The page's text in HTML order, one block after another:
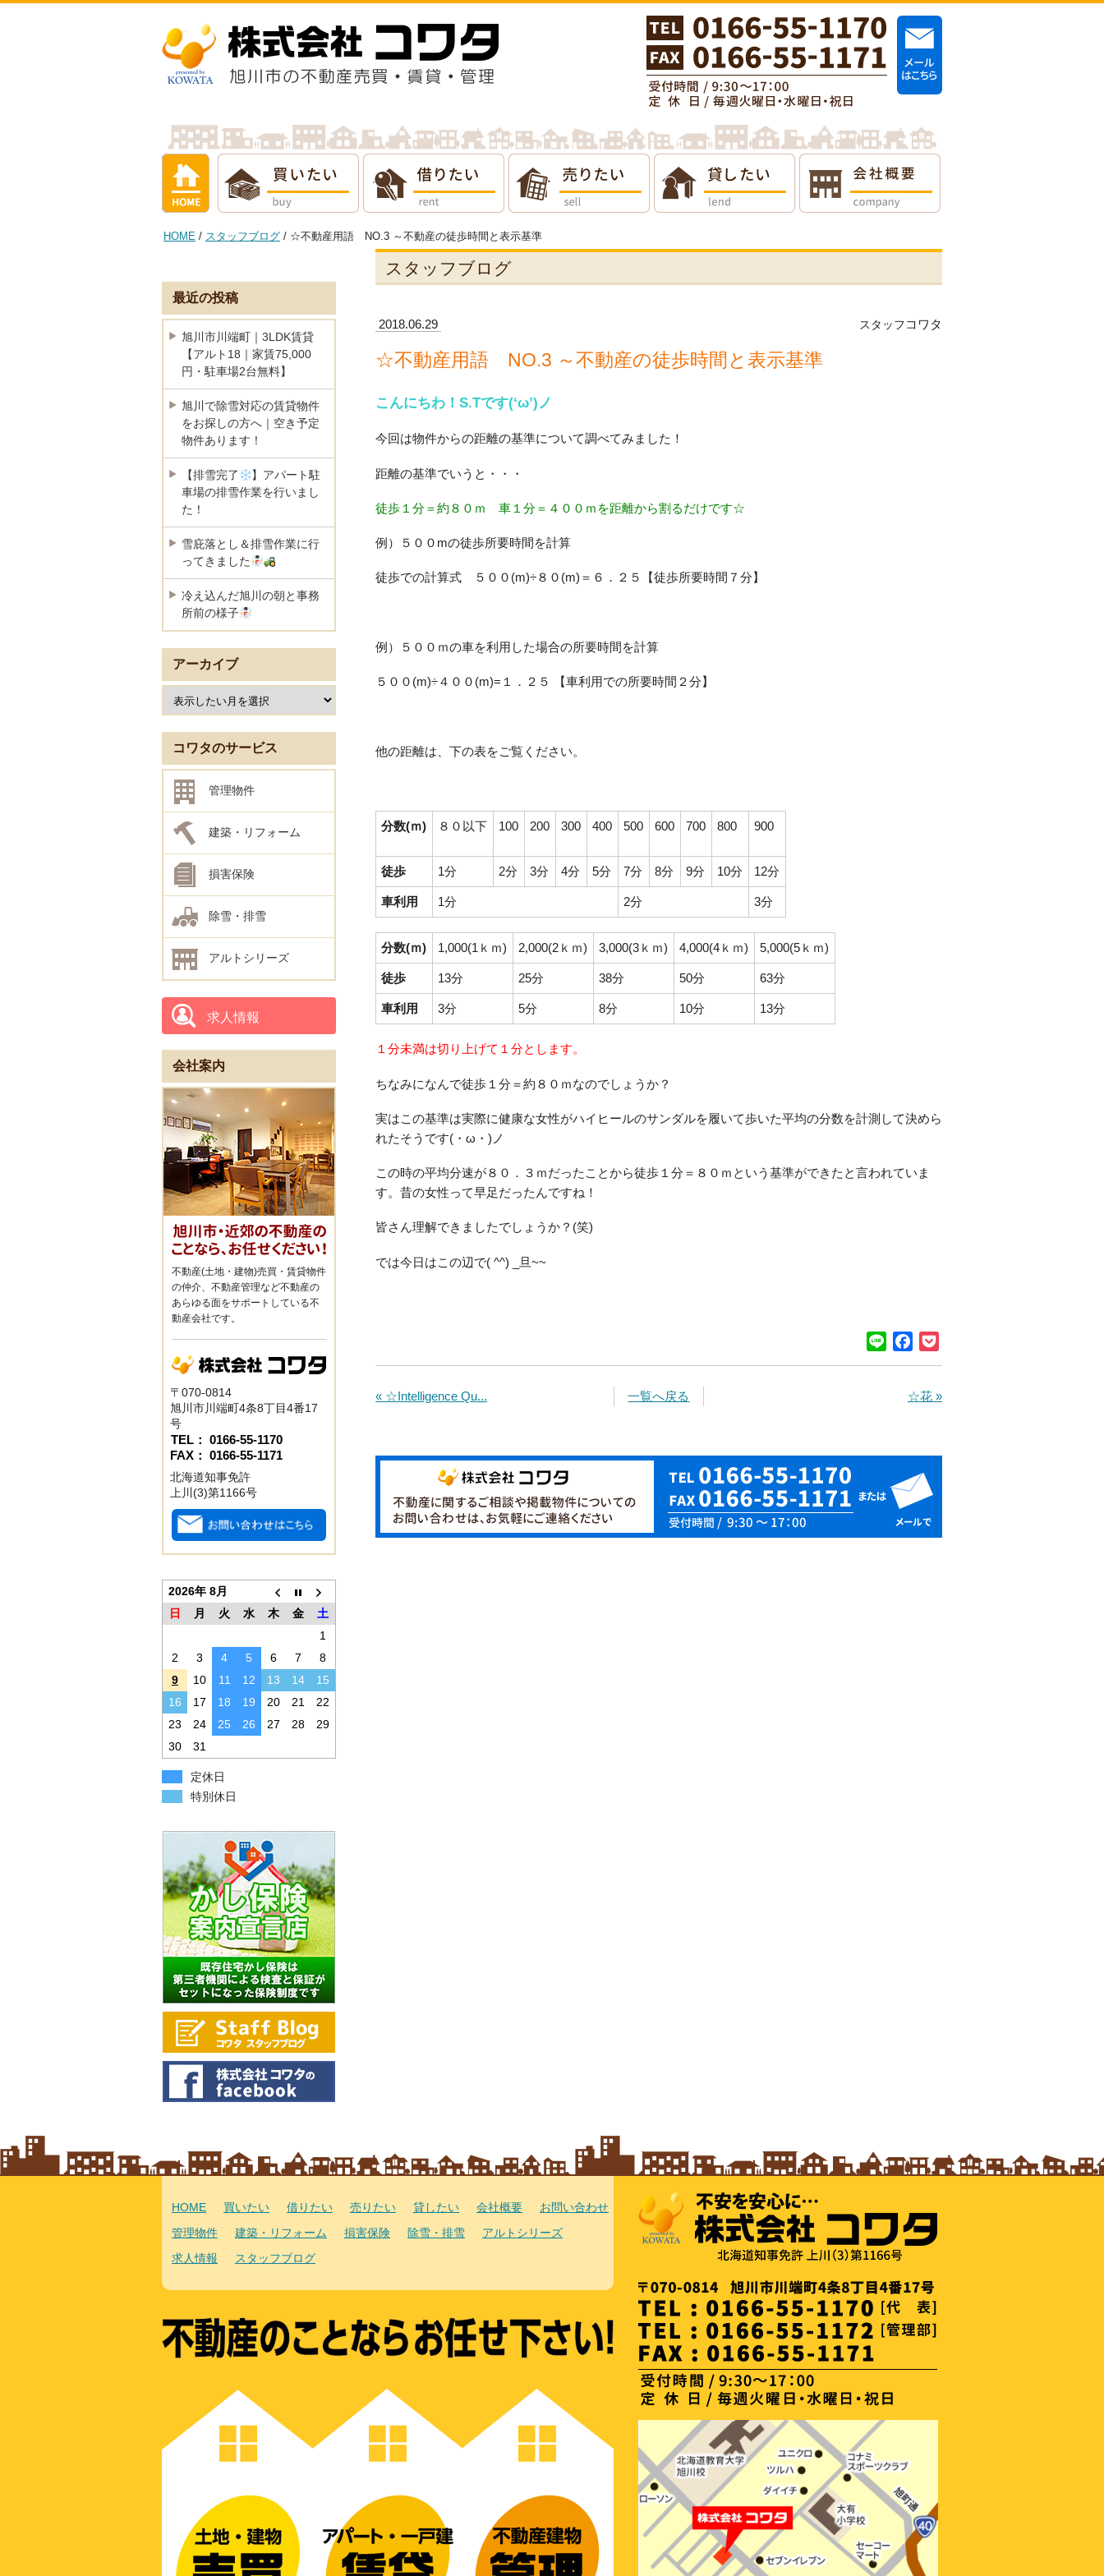
会社概要
HOME / スタッフブログ / ☆不動産用語 NO.3 ～不動産の徒歩時間と表示基準
スタッフブログ
2018.06.29 スタッフ コワタ
☆不動産用語 NO.3 ～不動産の徒歩時間と表示基準
こんにちわ！S.Tです(‘ω’)ノ
今回は物件からの距離の基準について調べてみました！
距離の基準でいうと・・・
徒歩１分＝約８０ｍ 車１分＝４００ｍを距離から割るだけです☆
例）５００mの徒歩所要時間を計算
徒歩での計算式 ５００(m)÷８０(m)＝６．２５ 【徒歩所要時間７ 分】
例）５００ｍの車を利用した場合の所要時間を計算
５００(m)÷４００(m)=１．２５ 【車利用での所要時間２分】
他の距離は、下の表をご覧ください。
分数(ｍ) ８０以下 100 200 300 400 500 600 700 800 900
徒歩 1分 2分 3分 4分 5分 7分 8分 9分 10分 12分
車利用 1分 2分 3分
分数(ｍ) 1,000(1ｋｍ) 2,000(2ｋｍ) 3,000(3ｋｍ) 4,000(4ｋｍ) 5,000(5ｋｍ)
徒歩 13分 25分 38分 50分 63分
車利用 3分 5分 8分 10分 13分
１分未満は切り上げて１分とします。
ちなみになんで徒歩１分＝約８０ｍなのでしょうか？
実はこの基準は実際に健康な女性がハイヒールのサンダルを履いて歩いた平均の分数を計測して決めら
れたそうです(・ω・)ノ
この時の平均分速が８０．３ｍだったことから徒歩１分＝８０ｍという基準ができたと言われていま
す。昔の女性って早足だったんですね！
皆さん理解できましたでしょうか？(笑)
では今日はこの辺で( ^^) _旦~~
Line Facebook
« ☆Intelligence Qu... 一覧へ戻る ☆花 »
最近の投稿
旭川市川端町｜3LDK賃貸
【アルト18｜家賃75,000
円・駐車場2台無料】
旭川で除雪対応の賃貸物件
をお探しの方へ｜空き予定
物件あります！
【排雪完了
】アパート駐
車場の排雪作業を行いまし
た！
雪庇落とし＆排雪作業に行
ってきました
冷え込んだ旭川の朝と事務
所前の様子
アーカイブ
コワタのサービス
管理物件
建築・リフォーム
損害保険
除雪・排雪
アルトシリーズ
求人情報
会社案内
不動産(土地・建物)売買・賃貸物件
の仲介、不動産管理など不動産の
あらゆる面をサポートしている不
動産会社です。
〒070-0814
旭川市川端町4条8丁目4番17
号
TEL： 0166-55-1170
FAX： 0166-55-1171
北海道知事免許
上川(3)第1166号
2026年 8月
日
月 火 水 木 金
土
1
2
3 4 5 6 7
8
9
10 11 12 13 14
15
16
17 18 19 20 21
22
23
24 25 26 27 28
29
30
31
定休日
特別休日
HOME 買いたい 借りたい 売りたい 貸したい 会社概要 お問い合わせ
管理物件 建築・リフォーム 損害保険 除雪・排雪 アルトシリーズ
求人情報 スタッフブログ